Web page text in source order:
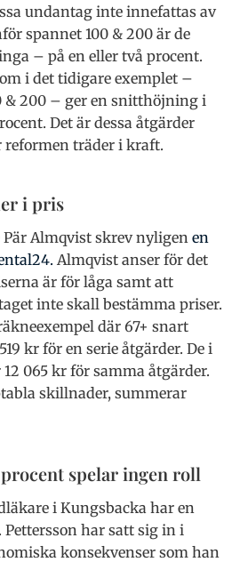
undantag inte innefattas av
spannet 100 & 200 är de
– på en eller två procent.
i det tidigare exemplet –
& 200 – ger en snitthöjning i
Det är dessa åtgärder
reformen träder i kraft.
i pris
Almqvist skrev nyligen en
Almqvist anser för det
är för låga samt att
inte skall bestämma priser.
där 67+ snart
kr för en serie åtgärder. De i
065 kr för samma åtgärder.
skillnader, summerar
spelar ingen roll
i Kungsbacka har en
har satt sig in i
konsekvenser som han